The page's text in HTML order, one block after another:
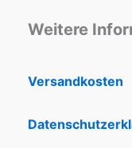
Weitere
Versandkosten